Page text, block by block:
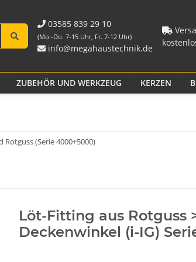
03585 839 29 10
(Mo.-Do. 7-15 Uhr, Fr. 7-12 Uhr)
info@megahaustechnik.de
ZUBEHÖR UND WERKZEUG KERZEN
(Serie 4000+5000)
Löt-Fitting aus Rotguss
Deckenwinkel (i-IG)